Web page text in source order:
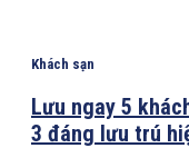
Khách sạn
Lưu ngay 5
3 đáng lưu trú